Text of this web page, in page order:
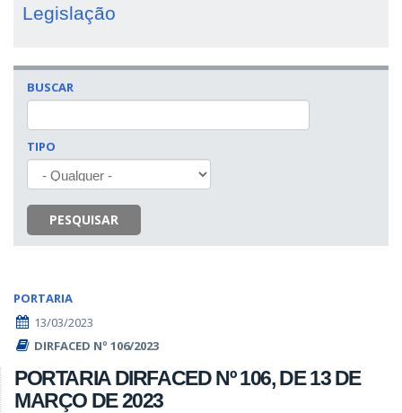
Legislação
BUSCAR
TIPO
PESQUISAR
PORTARIA
13/03/2023
DIRFACED Nº 106/2023
PORTARIA DIRFACED Nº 106, DE 13 DE
MARÇO DE 2023